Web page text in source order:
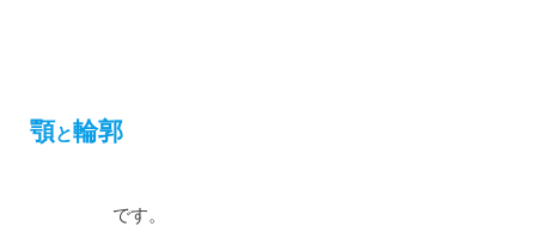
顎と輪郭
です。